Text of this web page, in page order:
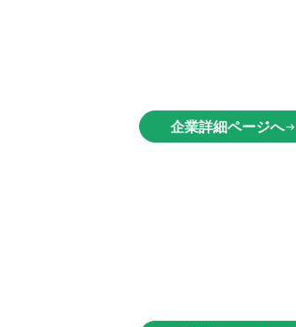
企業詳細ページへarrow_right_alt